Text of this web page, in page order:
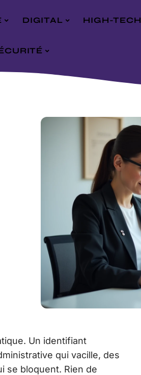
DIGITAL HIGH-TECH
Un identifiant
qui vacille, des
se bloquent. Rien de